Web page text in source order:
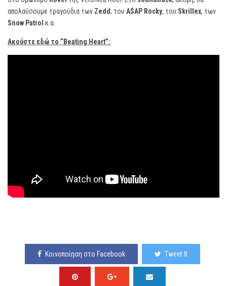
απολαύσουμε τραγούδια των Zedd, του A$AP Rocky, του Skrillex, των
Snow Patrol κ.α.
Ακούστε εδώ το “Beating Heart”:
Κοινοποίηση στο Facebook Tweet It